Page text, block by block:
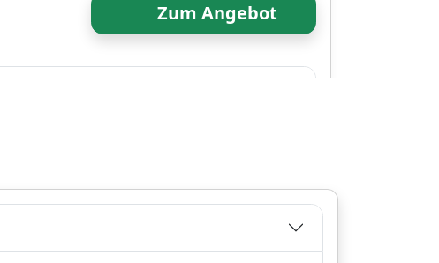
Zum Angebot
Zum Angebot